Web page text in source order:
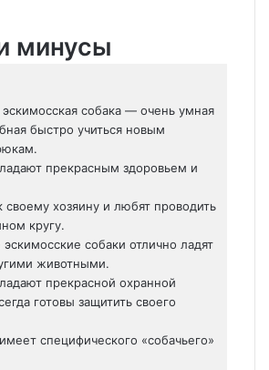
минусы
собака — очень умная
быстро учиться новым
прекрасным здоровьем и
хозяину и любят проводить
кругу.
собаки отлично ладят
животными.
прекрасной охранной
готовы защитить своего
специфического «собачьего»